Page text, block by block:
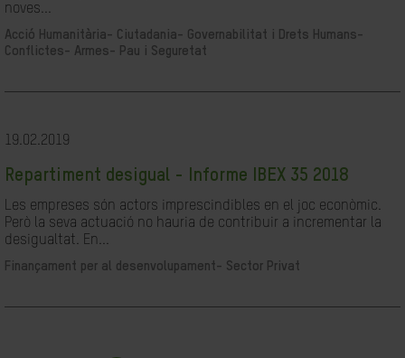
noves...
Acció Humanitària-
Ciutadania- Governabilitat i Drets Humans-
Conflictes- Armes- Pau i Seguretat
19.02.2019
Repartiment desigual - Informe IBEX 35 2018
Les empreses són actors imprescindibles en el joc econòmic.
Però la seva actuació no hauria de contribuir a incrementar la
desigualtat. En...
Finançament per al desenvolupament- Sector Privat